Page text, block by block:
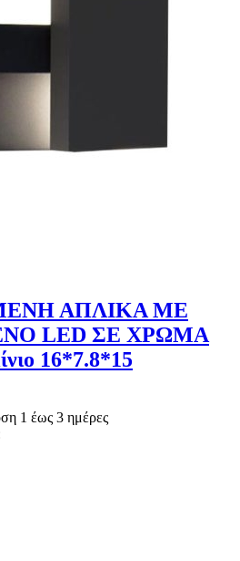
ΑΠΛΙΚΑ ΜΕ
LED ΣΕ ΧΡΩΜΑ
16*7.8*15
1 έως 3 ημέρες